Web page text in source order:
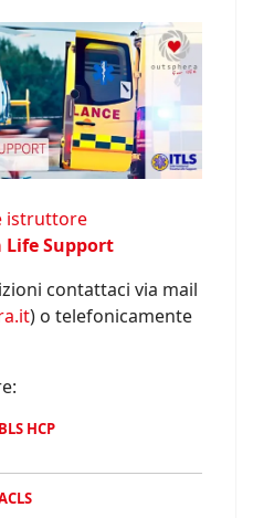
istruttore
Support
contattaci via mail
) o telefonicamente
HCP